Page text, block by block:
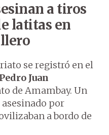
a tiros
latitas en
se registró en el
Pedro Juan
de Amambay. Un
por
a bordo de